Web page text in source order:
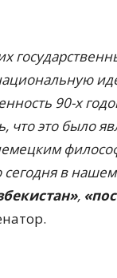
90-х
что это было
в
,